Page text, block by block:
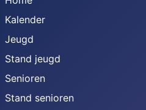
Kalender
Jeugd
Stand jeugd
Senioren
Stand senioren